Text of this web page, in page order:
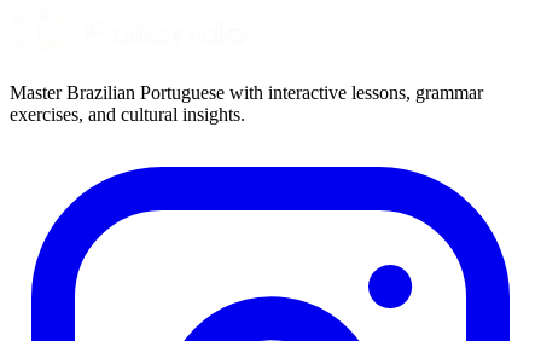
Master Brazilian Portuguese with interactive lessons, grammar
exercises, and cultural insights.